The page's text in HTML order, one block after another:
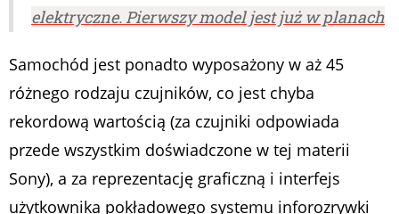
elektryczne. Pierwszy model jest już w planach
Samochód jest ponadto wyposażony w aż 45
różnego rodzaju czujników, co jest chyba
rekordową wartością (za czujniki odpowiada
przede wszystkim doświadczone w tej materii
Sony), a za reprezentację graficzną i interfejs
użytkownika pokładowego systemu inforozrywki